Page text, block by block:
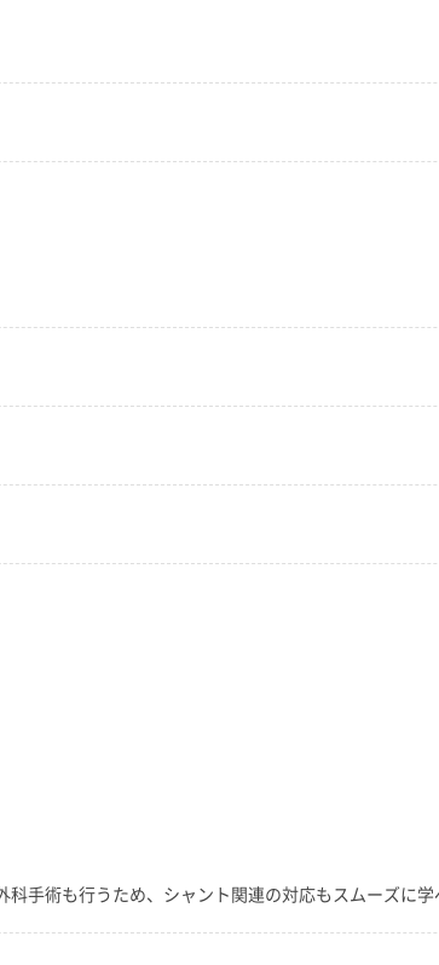
手術も行うため、シャント関連の対応もスムーズに